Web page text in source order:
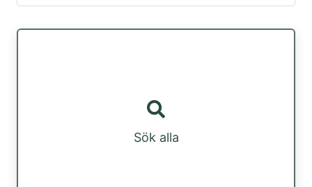
Sök alla